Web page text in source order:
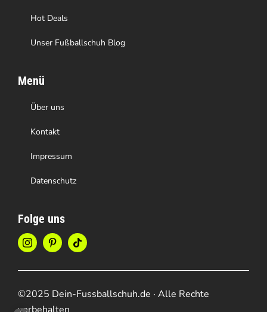
werden
Hot Deals
Unser Fußballschuh Blog
Menü
Über uns
Kontakt
Impressum
Datenschutz
Folge uns
©2025 Dein-Fussballschuh.de · Alle Rechte